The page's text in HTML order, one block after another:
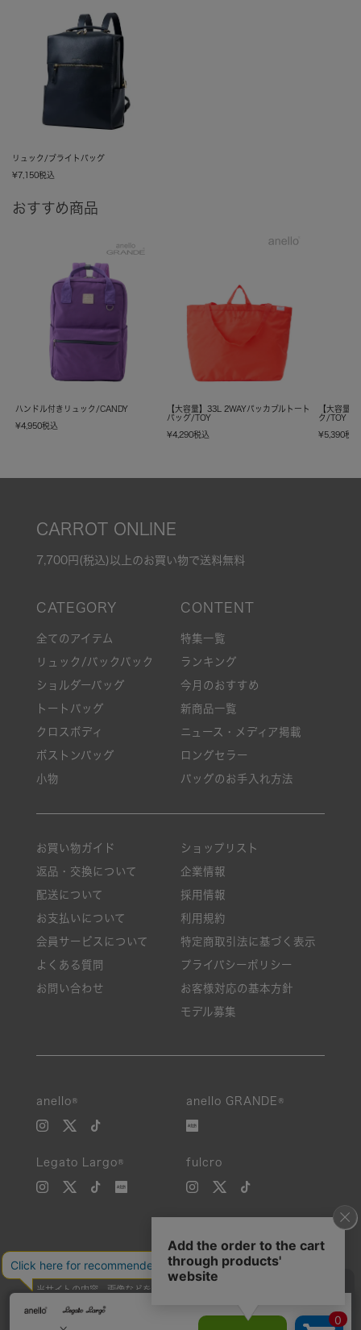
リュック/ブライトバッグ
¥7,150税込
おすすめ商品
ハンドル付きリュック/CANDY
¥4,950税込
【大容量】33L 2WAYパッカブルトート
バッグ/TOY
¥4,290税込
【大容量
ク/TOY
¥5,390税込
CARROT ONLINE
7,700円(税込)以上のお買い物で送料無料
全てのアイテム
リュック/バックパック
ショルダーバッグ
トートバッグ
クロスボディ
ボストンバッグ
小物
特集一覧
ランキング
今月のおすすめ
新商品一覧
ニュース・メディア掲載
ロングセラー
バッグのお手入れ方法
お買い物ガイド
返品・交換について
配送について
お支払いについて
会員サービスについて
よくある質問
お問い合わせ
ショップリスト
企業情報
採用情報
利用規約
特定商取引法に基づく表示
プライバシーポリシー
お客様対応の基本方針
モデル募集
anello® anello GRANDE®
Legato Largo® fulcro
当サイトの内容、画像などを無断で複製、転載、第三者への譲渡などを